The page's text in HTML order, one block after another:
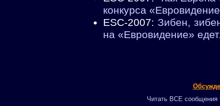
конкурса
ESC-2007: Зибен,
на «Евровидение»
Читать ВСЕ сообщения